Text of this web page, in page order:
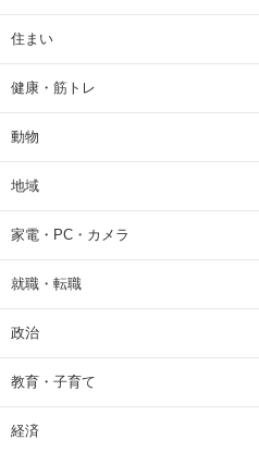
住まい
健康・筋トレ
動物
地域
家電・PC・カメラ
就職・転職
政治
教育・子育て
経済